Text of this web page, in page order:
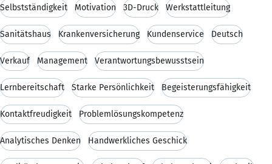
Selbstständigkeit Motivation 3D-Druck Werkstattleitung
Sanitätshaus Krankenversicherung Kundenservice Deutsch
Verkauf Management Verantwortungsbewusstsein
Lernbereitschaft Starke Persönlichkeit Begeisterungsfähigkeit
Kontaktfreudigkeit Problemlösungskompetenz
Analytisches Denken Handwerkliches Geschick